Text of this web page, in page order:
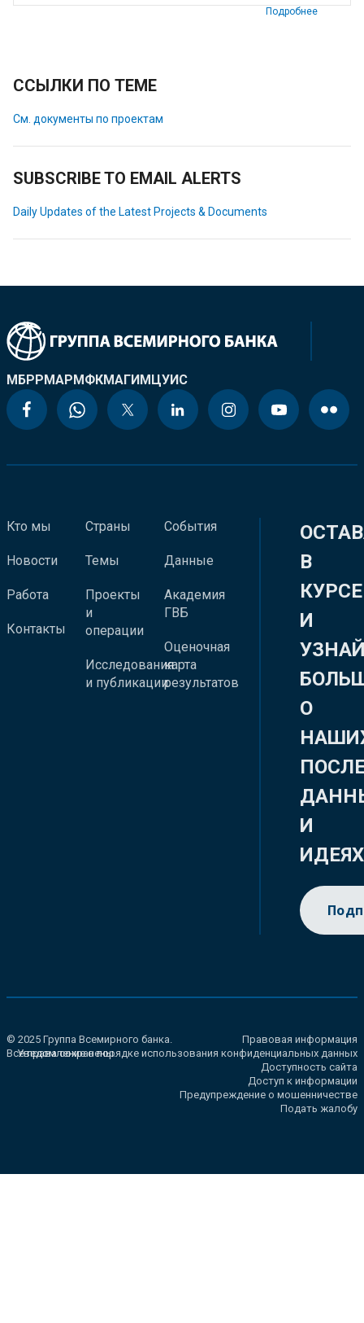
Подробнее
ССЫЛКИ ПО ТЕМЕ
См. документы по проектам
SUBSCRIBE TO EMAIL ALERTS
Daily Updates of the Latest Projects & Documents
МБРРМАРМФКМАГИМЦУИС
Кто мы
Новости
Работа
Контакты
Страны
Темы
Проекты
и
операции
Исследования
и публикации
События
Данные
Академия
ГВБ
Оценочная
карта
результатов
В
КУРСЕ
И
О
И
ИДЕЯХ
© 2025 Группа Всемирного банка.
Все права сохранены.
Правовая информация
Уведомление о порядке использования конфиденциальных данных
Доступность сайта
Доступ к информации
Предупреждение о мошенничестве
Подать жалобу